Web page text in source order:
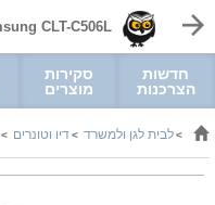
CLT-C506L
חדשות
הצרכנות
סקירות
מוצרים
>לבית לגן ולמשרד >דיו וטונרים >